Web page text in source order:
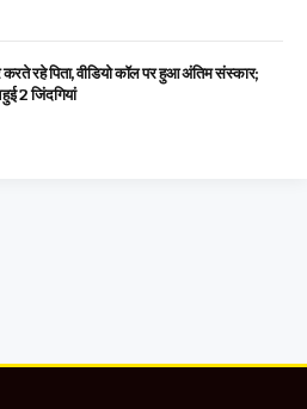
करते रहे पिता, वीडियो कॉल पर हुआ अंतिम संस्कार;
2 जिंदगियां